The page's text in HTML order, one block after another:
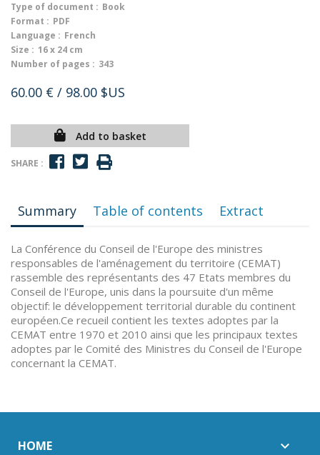
Type of document : Book
Format : PDF
Language : French
Size : 16 x 24 cm
Number of pages : 343
60.00 € / 98.00 $US
Add to basket
SHARE :
Summary Table of contents Extract
La Conférence du Conseil de l'Europe des ministres
responsables de l'aménagement du territoire (CEMAT)
rassemble des représentants des 47 Etats membres du
Conseil de l'Europe, unis dans la poursuite d'un même
objectif: le développement territorial durable du continent
européen.Ce recueil contient les textes adoptes par la
CEMAT entre 1970 et 2010 ainsi que les principaux textes
adoptes par le Comité des Ministres du Conseil de l'Europe
concernant la CEMAT.
HOME 